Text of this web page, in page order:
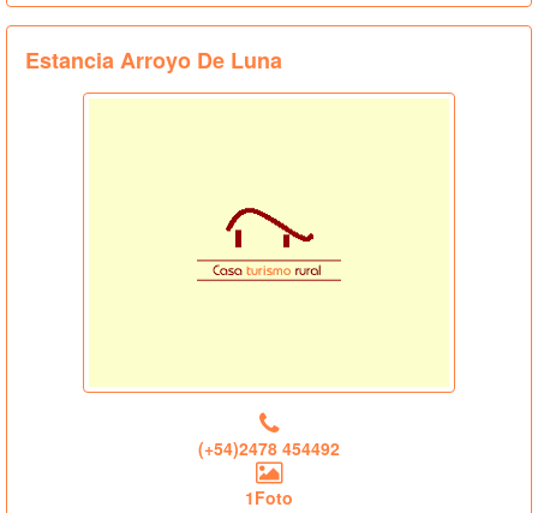
Estancia Arroyo De Luna
(+54)2478 454492
1Foto